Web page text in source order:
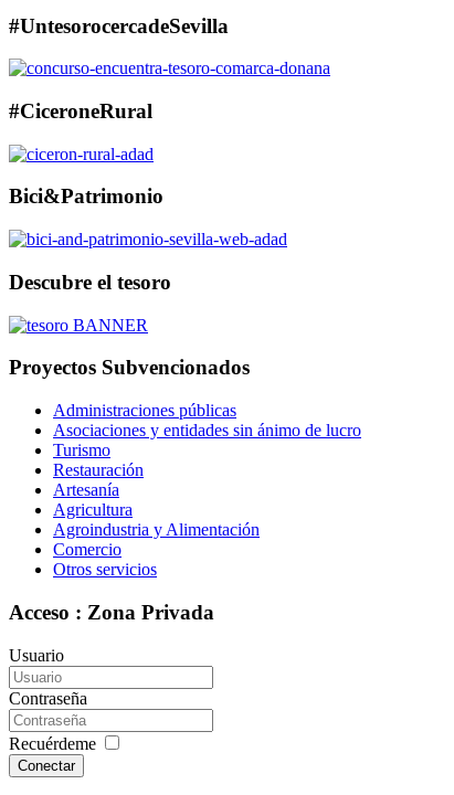
#UntesorocercadeSevilla
#CiceroneRural
Bici&Patrimonio
Descubre el tesoro
Proyectos Subvencionados
Administraciones públicas
Asociaciones y entidades sin ánimo de lucro
Turismo
Restauración
Artesanía
Agricultura
Agroindustria y Alimentación
Comercio
Otros servicios
Acceso : Zona Privada
Usuario
Contraseña
Recuérdeme
Conectar